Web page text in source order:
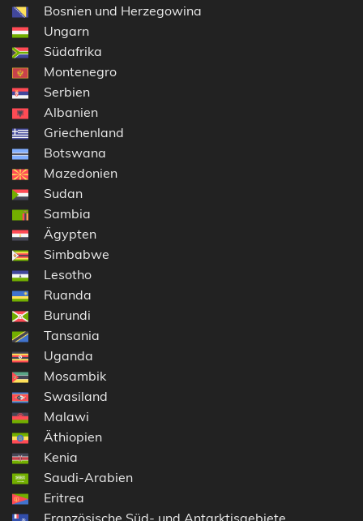
Bosnien und Herzegowina
Ungarn
Südafrika
Montenegro
Serbien
Albanien
Griechenland
Botswana
Mazedonien
Sudan
Sambia
Ägypten
Simbabwe
Lesotho
Ruanda
Burundi
Tansania
Uganda
Mosambik
Swasiland
Malawi
Äthiopien
Kenia
Saudi-Arabien
Eritrea